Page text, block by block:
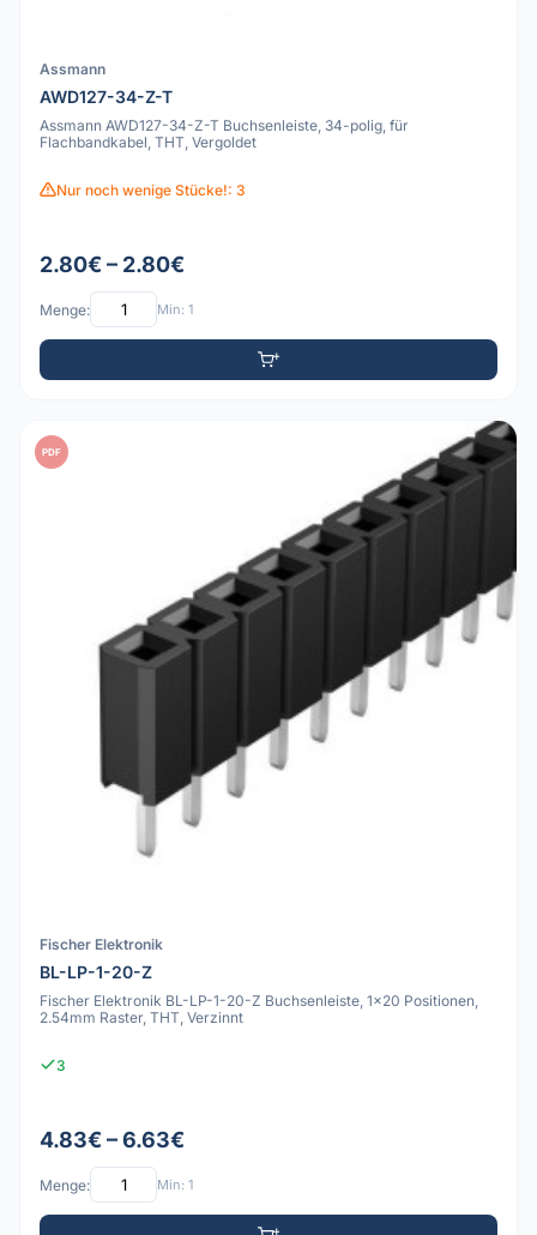
Assmann
AWD127-34-Z-T
Assmann AWD127-34-Z-T Buchsenleiste, 34-polig, für
Flachbandkabel, THT, Vergoldet
Nur noch wenige Stücke!: 3
2.80€ – 2.80€
Menge: Min: 1
PDF
Fischer Elektronik
BL-LP-1-20-Z
Fischer Elektronik BL-LP-1-20-Z Buchsenleiste, 1x20 Positionen,
2.54mm Raster, THT, Verzinnt
3
4.83€ – 6.63€
Menge: Min: 1